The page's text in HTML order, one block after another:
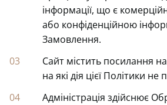
інформації, що є
або конфіденційною
Замовлення.
Сайт містить посилання
на які дія цієї Політики
Адміністрація здійснює